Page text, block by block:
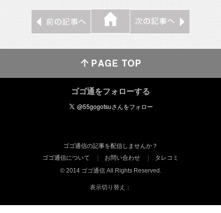
ゴゴ通をフォローする
ゴゴ通信の記事を配信しませんか？
ゴゴ通信について
お問い合わせ
タレコミ
© 2014 ゴゴ通信 All Rights Reserved.
表示切り替え：